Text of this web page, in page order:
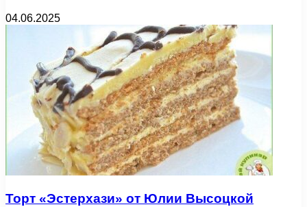
04.06.2025
Торт «Эстерхази» от Юлии Высоцкой